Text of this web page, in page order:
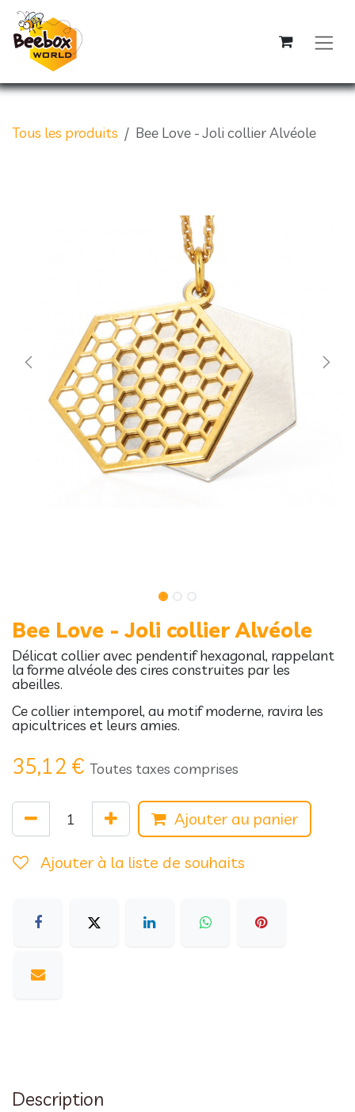
Se rendre au contenu
Tous les produits Bee Love - Joli collier Alvéole
Bee Love - Joli collier Alvéole
Délicat collier avec pendentif hexagonal, rappelant
la forme alvéole des cires construites par les
abeilles.
Ce collier intemporel, au motif moderne, ravira les
apicultrices et leurs amies.
35,12 € Toutes taxes comprises
Ajouter au panier
Ajouter à la liste de souhaits
Description